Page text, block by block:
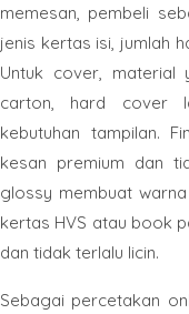
memesan, pembeli
jenis kertas isi, jumlah
Untuk cover,
carton, hard cover
kebutuhan tampilan.
kesan premium dan
glossy membuat
kertas HVS atau book
dan tidak terlalu licin.
Sebagai percetakan